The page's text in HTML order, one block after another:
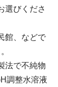
選びくださ
館、などで
法で不純物
調整水溶液